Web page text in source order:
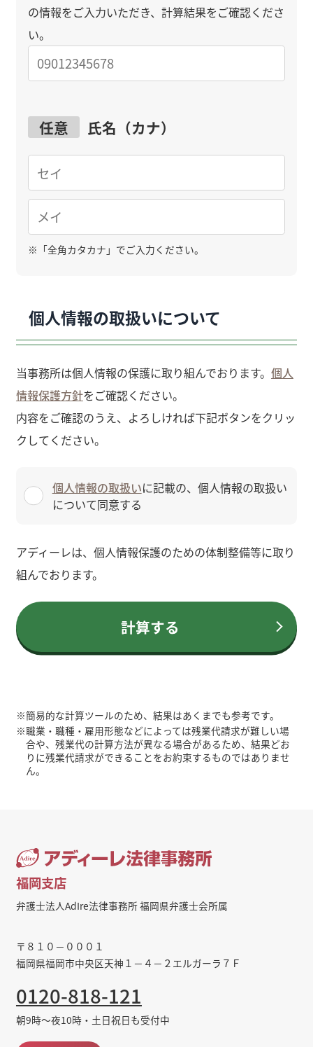
の情報をご入力いただき、計算結果をご確認くださ
い。
任意 氏名（カナ）
※ 「全角カタカナ」でご入力ください。
個人情報の取扱いについて
当事務所は個人情報の保護に取り組んでおります。 個人
情報保護方針をご確認ください。
内容をご確認のうえ、よろしければ下記ボタンをクリッ
クしてください。
個人情報の取扱いに記載の、個人情報の取扱い
について同意する
アディーレは、個人情報保護のための体制整備等に取り
組んでおります。
計算する
※簡易的な計算ツールのため、結果はあくまでも参考です。
※職業・職種・雇用形態などによっては残業代請求が難しい場
合や、残業代の計算方法が異なる場合があるため、結果どお
りに残業代請求ができることをお約束するものではありませ
ん。
福岡支店
弁護士法人AdIre法律事務所 福岡県弁護士会所属
〒８１０－０００１
福岡県福岡市中央区天神１－４－２エルガーラ７Ｆ
0120-818-121
朝9時～夜10時・土日祝日も受付中